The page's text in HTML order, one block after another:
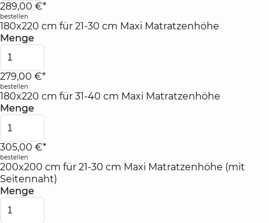
289,00 €*
bestellen
180x220 cm für 21-30 cm Maxi Matratzenhöhe
Menge
279,00 €*
bestellen
180x220 cm für 31-40 cm Maxi Matratzenhöhe
Menge
305,00 €*
bestellen
200x200 cm für 21-30 cm Maxi Matratzenhöhe (mit
Seitennaht)
Menge